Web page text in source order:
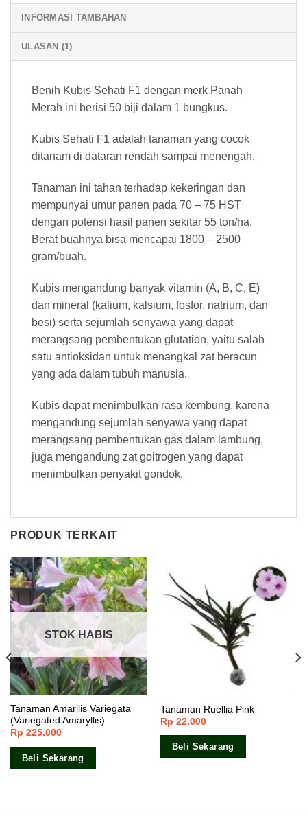
INFORMASI TAMBAHAN
ULASAN (1)
Benih Kubis Sehati F1 dengan merk Panah
Merah ini berisi 50 biji dalam 1 bungkus.
Kubis Sehati F1 adalah tanaman yang cocok
ditanam di dataran rendah sampai menengah.
Tanaman ini tahan terhadap kekeringan dan
mempunyai umur panen pada 70 – 75 HST
dengan potensi hasil panen sekitar 55 ton/ha.
Berat buahnya bisa mencapai 1800 – 2500
gram/buah.
Kubis mengandung banyak vitamin (A, B, C, E)
dan mineral (kalium, kalsium, fosfor, natrium, dan
besi) serta sejumlah senyawa yang dapat
merangsang pembentukan glutation, yaitu salah
satu antioksidan untuk menangkal zat beracun
yang ada dalam tubuh manusia.
Kubis dapat menimbulkan rasa kembung, karena
mengandung sejumlah senyawa yang dapat
merangsang pembentukan gas dalam lambung,
juga mengandung zat goitrogen yang dapat
menimbulkan penyakit gondok.
PRODUK TERKAIT
STOK HABIS
Tanaman Amarilis Variegata
(Variegated Amaryllis)
Rp 225.000
Beli Sekarang
Tanaman Ruellia Pink
Rp 22.000
Beli Sekarang